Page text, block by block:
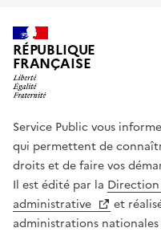
RÉPUBLIQUE
FRANÇAISE
Service Public vous
qui permettent de
droits et de faire vos
Il est édité par la
administrative
et
administrations